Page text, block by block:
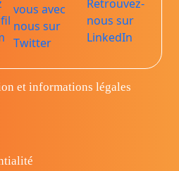
et informations légales